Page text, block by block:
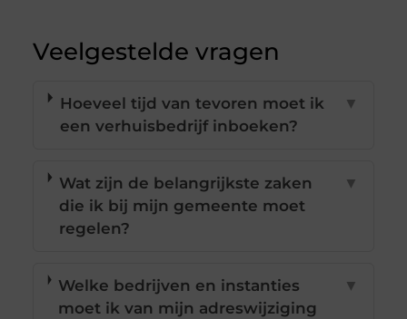
Veelgestelde vragen
Hoeveel tijd van tevoren moet ik
een verhuisbedrijf inboeken?
▼
Wat zijn de belangrijkste zaken
die ik bij mijn gemeente moet
regelen?
▼
Welke bedrijven en instanties
moet ik van mijn adreswijziging
▼